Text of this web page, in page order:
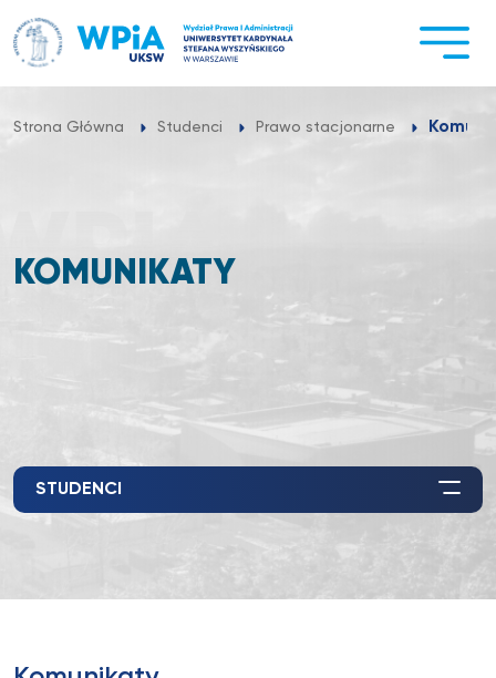
do
treści
Strona Główna Studenci Prawo stacjonarne
KOMUNIKATY
STUDENCI